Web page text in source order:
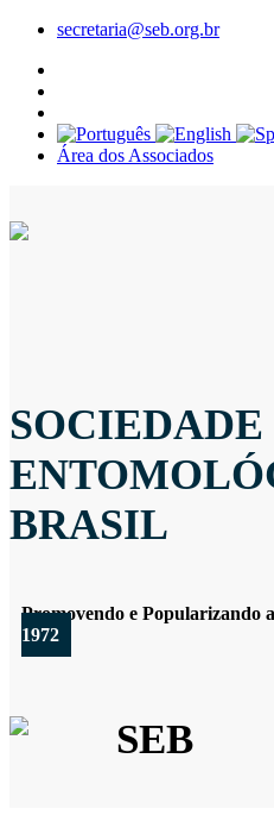
secretaria@seb.org.br
Área dos Associados
SOCIEDADE
BRASIL
Promovendo e Popularizando
1972
SEB